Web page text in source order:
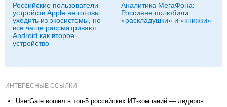
Российские пользователи
устройств Apple не готовы
уходить из экосистемы, но
все чаще рассматривают
Android как второе
устройство
Аналитика МегаФона:
Россияне полюбили
«раскладушки» и «книжки»
ИНТЕРЕСНЫЕ ССЫЛКИ
UserGate вошел в топ-5 российских ИТ‑компаний — лидеров